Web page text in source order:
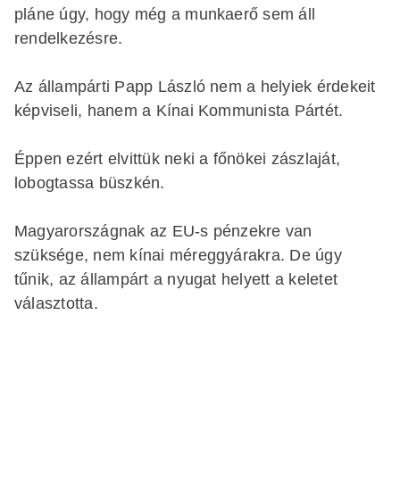
pláne úgy, hogy még a munkaerő sem áll
rendelkezésre.
Az állampárti Papp László nem a helyiek érdekeit
képviseli, hanem a Kínai Kommunista Pártét.
Éppen ezért elvittük neki a főnökei zászlaját,
lobogtassa büszkén.
Magyarországnak az EU-s pénzekre van
szüksége, nem kínai méreggyárakra. De úgy
tűnik, az állampárt a nyugat helyett a keletet
választotta.